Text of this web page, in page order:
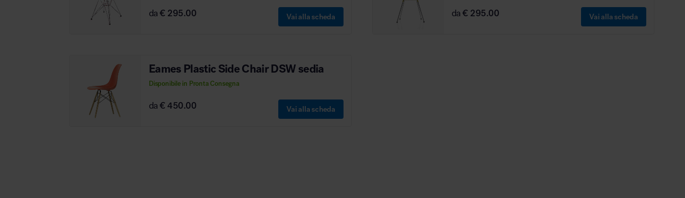
da€ 295.00 Vai alla scheda da€ 295.00 Vai alla scheda
Eames Plastic Side Chair DSW sedia
Disponibile in Pronta Consegna
da€ 450.00 Vai alla scheda